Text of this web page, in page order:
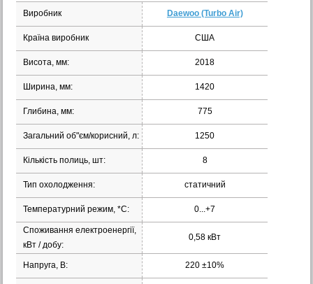
Виробник Daewoo (Turbo Air)
Країна виробник США
Висота, мм: 2018
Ширина, мм: 1420
Глибина, мм: 775
Загальний об"єм/корисний, л: 1250
Кількість полиць, шт: 8
Тип охолодження: статичний
Температурний режим, *С: 0...+7
Споживання електроенергії,
кВт / добу:
0,58 кВт
Напруга, В: 220 ±10%